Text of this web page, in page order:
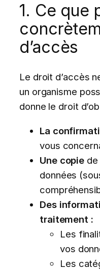
1. Ce que
d’accès
Le droit d’accès
un organisme
donne le droit
La
vous
Une copie de
données
Des
traitement :
Les
vos
Les